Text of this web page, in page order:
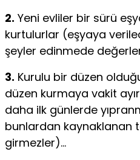
2. Yeni evliler bir sürü
kurtulurlar (eşyaya
şeyler edinmede
3. Kurulu bir düzen
düzen kurmaya vakit
daha ilk günlerde
bunlardan kaynaklanan
girmezler)…